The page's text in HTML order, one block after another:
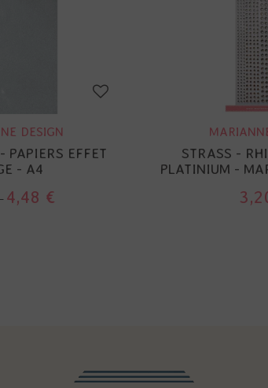
DESIGN
PAPIERS EFFET
- A4
4,48 €
STRASS -
PLATINIUM -